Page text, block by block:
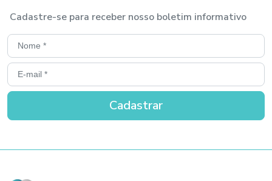
Cadastre-se para receber nosso boletim informativo